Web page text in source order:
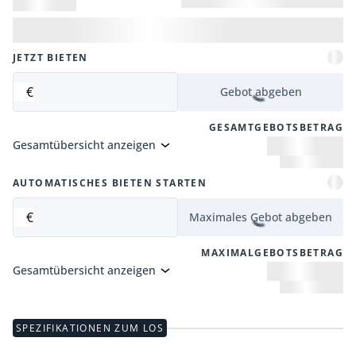
JETZT BIETEN
€ Gebot abgeben
GESAMTGEBOTSBETRAG
Gesamtübersicht anzeigen
AUTOMATISCHES BIETEN STARTEN
€ Maximales Gebot abgeben
MAXIMALGEBOTSBETRAG
Gesamtübersicht anzeigen
SPEZIFIKATIONEN ZUM LOS